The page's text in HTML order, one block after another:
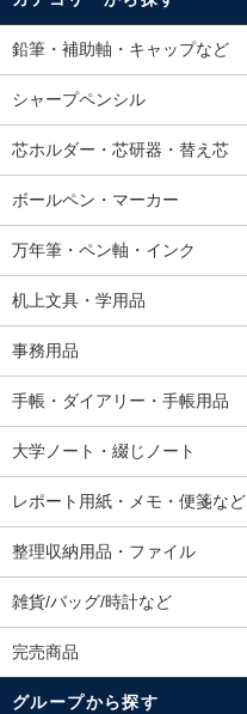
鉛筆・補助軸・キャップなど
シャープペンシル
芯ホルダー・芯研器・替え芯
ボールペン・マーカー
万年筆・ペン軸・インク
机上文具・学用品
事務用品
手帳・ダイアリー・手帳用品
大学ノート・綴じノート
レポート用紙・メモ・便箋など
整理収納用品・ファイル
雑貨/バッグ/時計など
完売商品
グループから探す